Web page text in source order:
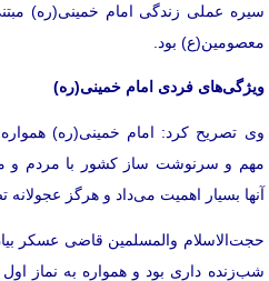
سیره عملی زندگی امام خمینی(ره)
معصومین(ع) بود.
ویژگی‌های فردی امام خمینی(ره)
وی تصریح کرد: امام خمینی(ره) همواره
مهم و سرنوشت ساز کشور با مردم و
آنها بسیار اهمیت می‌داد و هرگز
حجت‌الاسلام والمسلمین قاضی عسکر
شب‌زنده داری بود و همواره به نماز